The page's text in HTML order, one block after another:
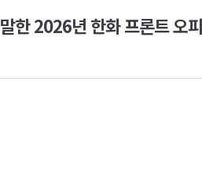
한 2026년 한화 프론트 오